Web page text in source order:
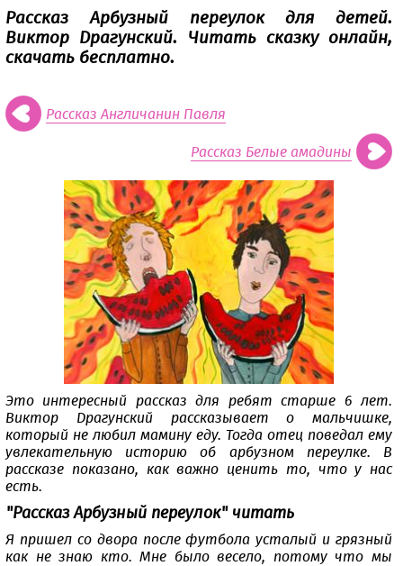
Рассказ Арбузный переулок для детей.
Виктор Драгунский. Читать сказку онлайн,
скачать бесплатно.
Рассказ Англичанин Павля
Рассказ Белые амадины
Это интересный рассказ для ребят старше 6 лет.
Виктор Драгунский рассказывает о мальчишке,
который не любил мамину еду. Тогда отец поведал ему
увлекательную историю об арбузном переулке. В
рассказе показано, как важно ценить то, что у нас
есть.
"Рассказ Арбузный переулок" читать
Я пришел со двора после футбола усталый и грязный
как не знаю кто. Мне было весело, потому что мы